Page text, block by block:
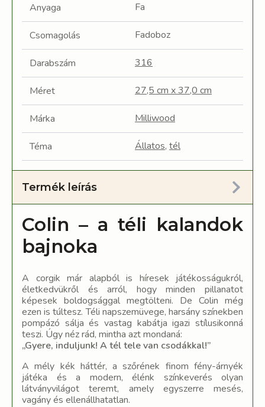
Anyaga Fa
Csomagolás Fadoboz
Darabszám 316
Méret 27,5 cm x 37,0 cm
Márka Milliwood
Téma Állatos, tél
Termék leírás
Colin – a téli kalandok
bajnoka
A corgik már alapból is híresek játékosságukról,
életkedvükről és arról, hogy minden pillanatot
képesek boldogsággal megtölteni. De Colin még
ezen is túltesz. Téli napszemüvege, harsány színekben
pompázó sálja és vastag kabátja igazi stílusikonná
teszi. Úgy néz rád, mintha azt mondaná:
„Gyere, induljunk! A tél tele van csodákkal!”
A mély kék háttér, a szőrének finom fény-árnyék
játéka és a modern, élénk színkeverés olyan
látványvilágot teremt, amely egyszerre mesés,
vagány és ellenállhatatlan.